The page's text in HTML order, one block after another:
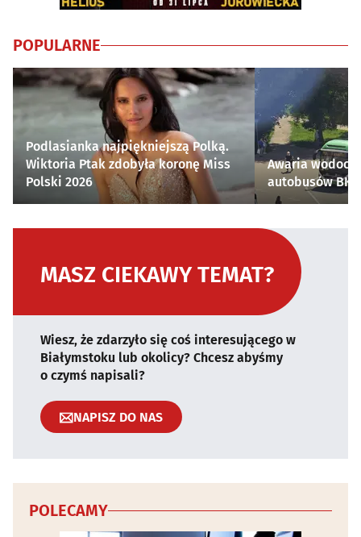
POPULARNE
Podlasianka najpiękniejszą Polką.
Wiktoria Ptak zdobyła koronę Miss
Polski 2026
Awaria
autobusów
MASZ CIEKAWY TEMAT?
Wiesz, że zdarzyło się coś interesującego w
Białymstoku lub okolicy? Chcesz abyśmy
o czymś napisali?
NAPISZ DO NAS
POLECAMY